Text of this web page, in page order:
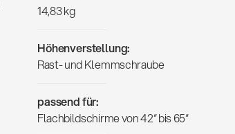
14,83 kg
Höhenverstellung:
Rast- und Klemmschraube
passend für:
Flachbildschirme von 42“ bis 65“